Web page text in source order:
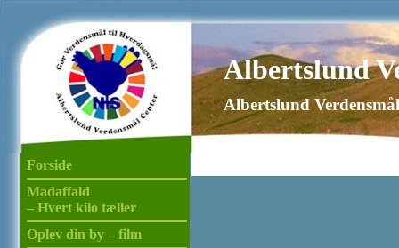
Albertslund
Albertslund
Forside
Madaffald
– Hvert kilo tæller
Oplev din by – film